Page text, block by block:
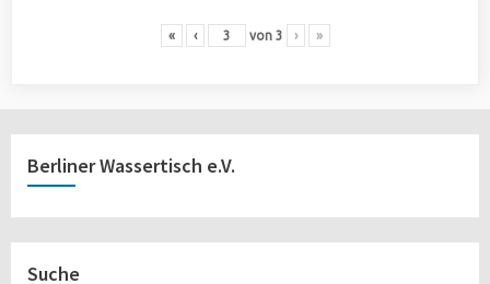
« ‹ von 3 › »
Berliner Wassertisch e.V.
Suche